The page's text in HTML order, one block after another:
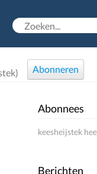
Abonneren
Abonnees
keesheijstek
Berichten